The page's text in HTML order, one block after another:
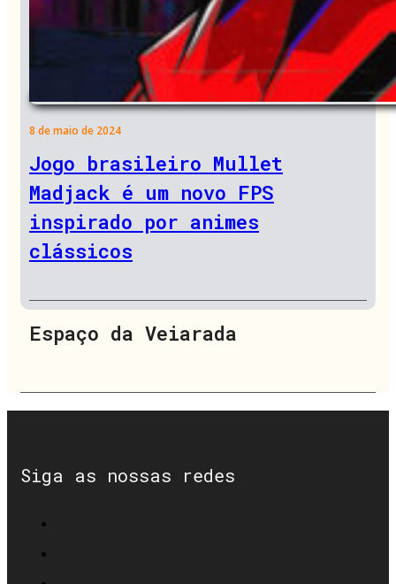
8 de maio de 2024
Jogo brasileiro Mullet
Madjack é um novo FPS
inspirado por animes
clássicos
Espaço da Veiarada
Siga as nossas redes